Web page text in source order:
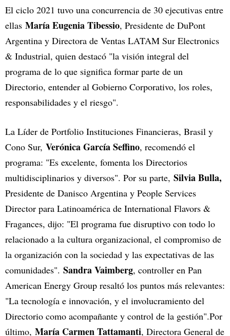
El ciclo 2021 tuvo una concurrencia de 30 ejecutivas entre
ellas María Eugenia Tibessio, Presidente de DuPont
Argentina y Directora de Ventas LATAM Sur Electronics
& Industrial, quien destacó "la visión integral del
programa de lo que significa formar parte de un
Directorio, entender al Gobierno Corporativo, los roles,
responsabilidades y el riesgo".
La Líder de Portfolio Instituciones Financieras, Brasil y
Cono Sur, Verónica García Seffino, recomendó el
programa: "Es excelente, fomenta los Directorios
multidisciplinarios y diversos". Por su parte, Silvia Bulla,
Presidente de Danisco Argentina y People Services
Director para Latinoamérica de International Flavors &
Fragances, dijo: "El programa fue disruptivo con todo lo
relacionado a la cultura organizacional, el compromiso de
la organización con la sociedad y las expectativas de las
comunidades". Sandra Vaimberg, controller en Pan
American Energy Group resaltó los puntos más relevantes:
"La tecnología e innovación, y el involucramiento del
Directorio como acompañante y control de la gestión".Por
último, María Carmen Tattamanti, Directora General de